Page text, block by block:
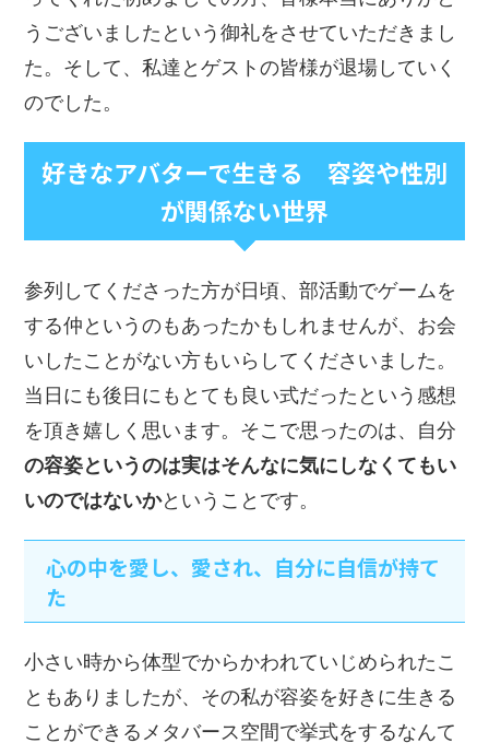
うございましたという御礼をさせていただきまし
た。そして、私達とゲストの皆様が退場していく
のでした。
好きなアバターで生きる 容姿や性別
が関係ない世界
参列してくださった方が日頃、部活動でゲームを
する仲というのもあったかもしれませんが、お会
いしたことがない方もいらしてくださいました。
当日にも後日にもとても良い式だったという感想
を頂き嬉しく思います。そこで思ったのは、自分
の容姿というのは実はそんなに気にしなくてもい
いのではないかということです。
心の中を愛し、愛され、自分に自信が持て
た
小さい時から体型でからかわれていじめられたこ
ともありましたが、その私が容姿を好きに生きる
ことができるメタバース空間で挙式をするなんて